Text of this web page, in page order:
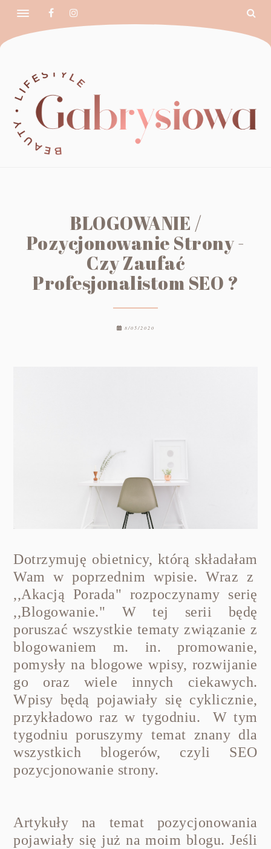
BLOGOWANIE /
Pozycjonowanie Strony -
Czy Zaufać
Profesjonalistom SEO ?
8/05/2020
Dotrzymuję obietnicy, którą składałam
Wam w poprzednim wpisie. Wraz z
,,Akacją Porada" rozpoczynamy serię
,,Blogowanie." W tej serii będę
poruszać wszystkie tematy związanie z
blogowaniem m. in. promowanie,
pomysły na blogowe wpisy, rozwijanie
go oraz wiele innych ciekawych.
Wpisy będą pojawiały się cyklicznie,
przykładowo raz w tygodniu. W tym
tygodniu poruszymy temat znany dla
wszystkich blogerów, czyli SEO
pozycjonowanie strony.
Artykuły na temat pozycjonowania
pojawiały się już na moim blogu. Jeśli